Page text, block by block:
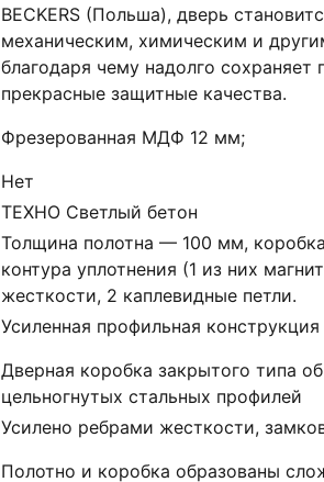
BECKERS (Польша), дверь
механическим, химическим и
благодаря чему надолго сохраняет
прекрасные защитные качества.
Фрезерованная МДФ 12 мм;
Нет
ТЕХНО Светлый бетон
Толщина полотна — 100 мм,
контура уплотнения (1 из них
жесткости, 2 каплевидные петли.
Усиленная профильная конструкция
Дверная коробка закрытого типа
цельногнутых стальных профилей
Усилено ребрами жесткости,
Полотно и коробка образованы